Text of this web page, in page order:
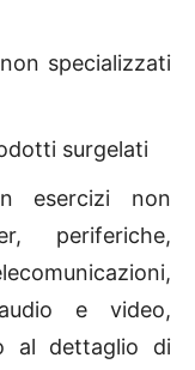
specializzati
surgelati
esercizi non
periferiche,
e video,
al dettaglio di